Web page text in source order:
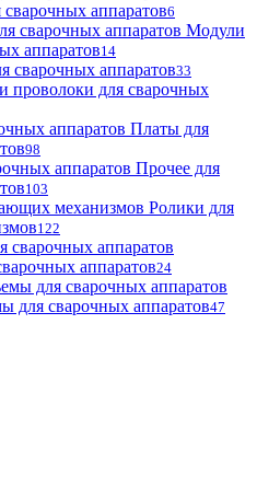
аппаратов6
Модули
аппаратов14
сварочных аппаратов33
проволоки для сварочных
Платы для
98
Прочее для
103
Ролики для
122
аппаратов24
для сварочных аппаратов47